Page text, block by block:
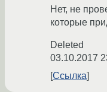
Нет, не
которые
Deleted
03.10.2017
Ссылка